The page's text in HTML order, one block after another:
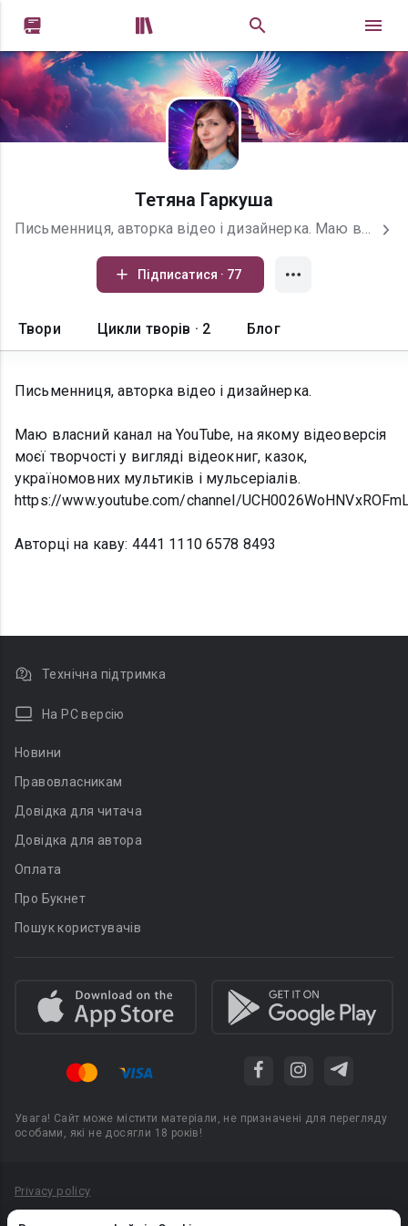
 
Тетяна Гаркуша
Письменниця, авторка відео і дизайнерка. Маю власний канал на YouTube, на якому відеоверсія моєї творчості у вигляді відеокниг, казок, україномовних мультиків і мульсеріалів. https://www.youtube.com/channel/UCH0026WoHNVxROFmLecToXw Авторці на каву: 4441 1110 6578 8493
Підписатися · 77
Твори Цикли творів · 2 Блог
Письменниця, авторка відео і дизайнерка.
Маю власний канал на YouTube, на якому відеоверсія
моєї творчості у вигляді відеокниг, казок,
україномовних мультиків і мульсеріалів.
https://www.youtube.com/channel/
Авторці на каву: 4441 1110 6578 8493
Технічна підтримка
На PC версію
Новини
Правовласникам
Довідка для читача
Довідка для автора
Оплата
Про Букнет
Пошук користувачів
Увага! Сайт може містити матеріали, не призначені для перегляду
особами, які не досягли 18 років!
Privacy policy